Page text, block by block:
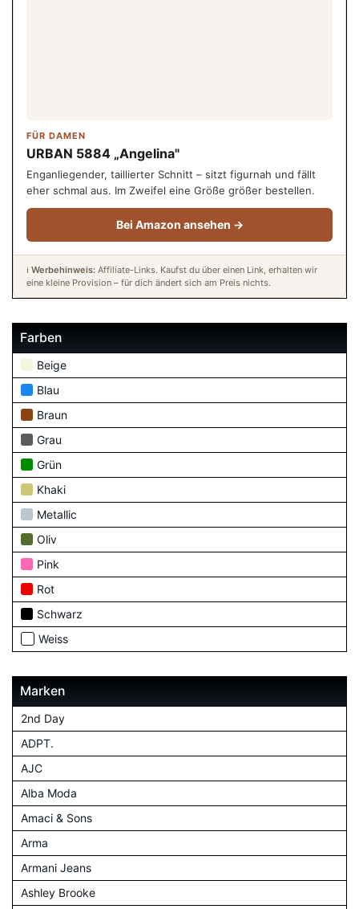
FÜR DAMEN
URBAN 5884 „Angelina"
Enganliegender, taillierter Schnitt – sitzt figurnah und fällt
eher schmal aus. Im Zweifel eine Größe größer bestellen.
Bei Amazon ansehen →
ℹ️ Werbehinweis: Affiliate-Links. Kaufst du über einen Link, erhalten wir
eine kleine Provision – für dich ändert sich am Preis nichts.
Farben
Beige
Blau
Braun
Grau
Grün
Khaki
Metallic
Oliv
Pink
Rot
Schwarz
Weiss
Marken
2nd Day
ADPT.
AJC
Alba Moda
Amaci & Sons
Arma
Armani Jeans
Ashley Brooke